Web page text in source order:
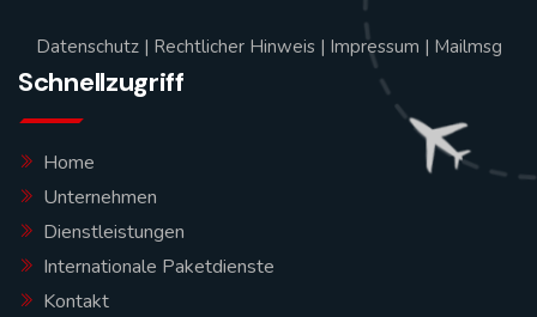
Datenschutz| Rechtlicher Hinweis| Impressum | Mailmsg
Schnellzugriff
Home
Unternehmen
Dienstleistungen
Internationale Paketdienste
Kontakt